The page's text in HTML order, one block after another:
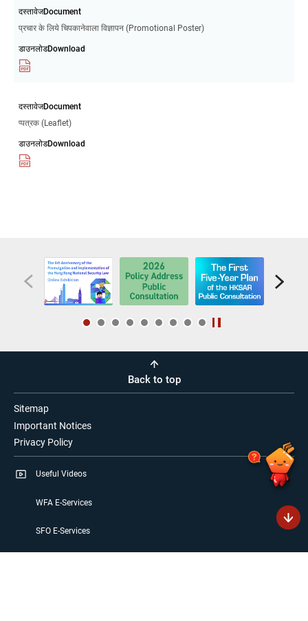
दस्तावेजDocument
प्रचार के लिये चिपकानेवाला विज्ञापन (Promotional Poster)
डाउनलोडDownload
दस्तावेजDocument
प्पत्रक (Leaflet)
डाउनलोडDownload
Back to top
Sitemap
Important Notices
Privacy Policy
Useful Videos
WFA E-Services
SFO E-Services